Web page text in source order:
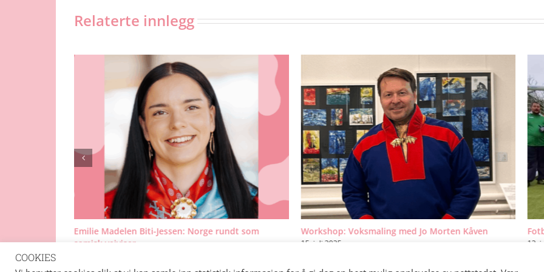
Relaterte innlegg
Emilie Madelen Biti-Jessen: Norge rundt som
samisk veiviser
Workshop: Voksmaling med Jo Morten Kåven
15. juli 2025 12.
COOKIES